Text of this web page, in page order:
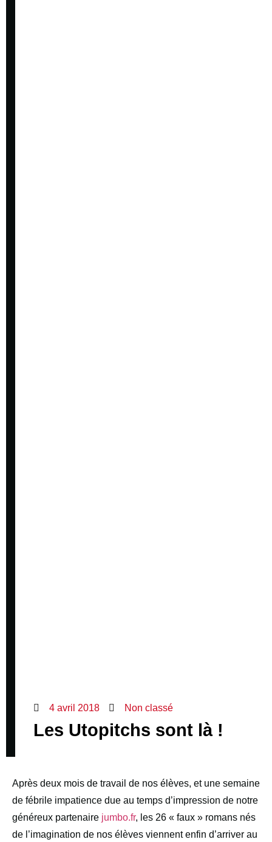
4 avril 2018 Non classé
Les Utopitchs sont là !
Après deux mois de travail de nos élèves, et une semaine
de fébrile impatience due au temps d’impression de notre
généreux partenaire jumbo.fr, les 26 « faux » romans nés
de l’imagination de nos élèves viennent enfin d’arriver au